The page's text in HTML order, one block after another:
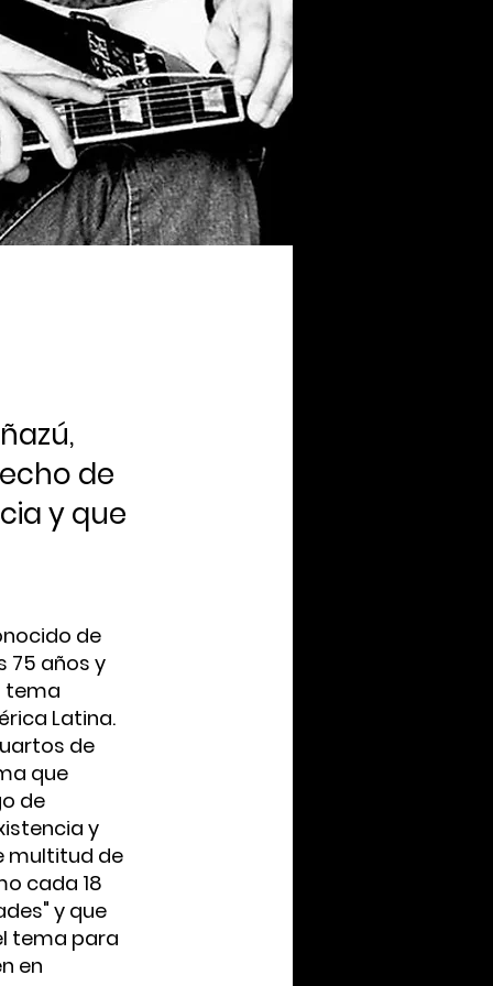
de
y que
de
75 años y
tema
Latina.
de
que
de
y
multitud de
cada 18
y que
tema para
en